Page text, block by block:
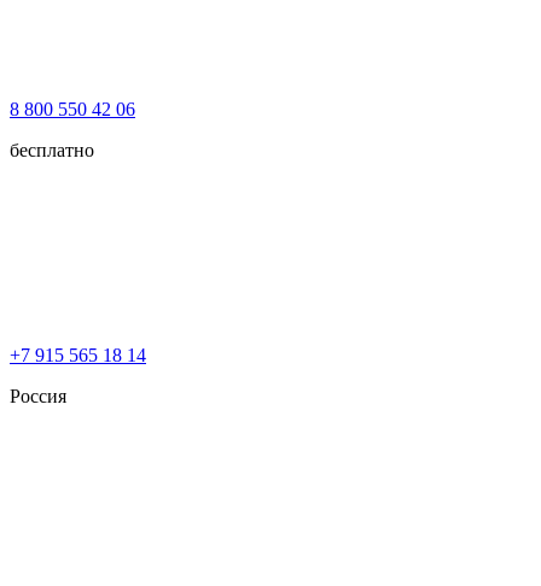
8 800 550 42 06
бесплатно
+7 915 565 18 14
Россия